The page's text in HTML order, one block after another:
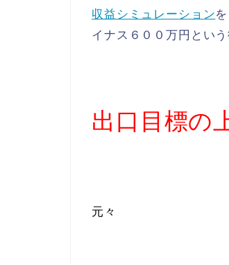
収益シミュレーション
イナス６００万円とい
出口目標の
元々